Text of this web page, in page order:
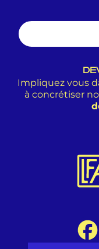
Impliquez vous
à concrétiser